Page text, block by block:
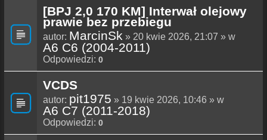
[BPJ 2,0 170 KM] Interwał olejowy
prawie bez przebiegu
autor: MarcinSk » 20 kwie 2026, 21:07 » w
A6 C6 (2004-2011)
Odpowiedzi: 0
VCDS
autor: pit1975 » 19 kwie 2026, 10:46 » w
A6 C7 (2011-2018)
Odpowiedzi: 0